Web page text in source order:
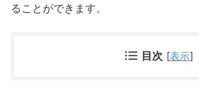
ることができます。
目次 [表示]